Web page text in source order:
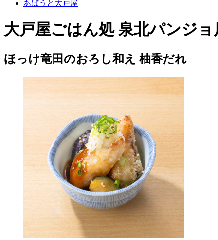
あばうと大戸屋
大戸屋ごはん処 泉北パンジョ
ほっけ竜田のおろし和え 柚香だれ